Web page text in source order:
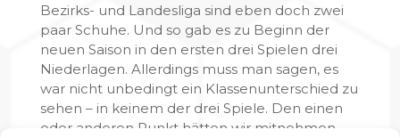
Bezirks- und Landesliga sind eben doch zwei
paar Schuhe. Und so gab es zu Beginn der
neuen Saison in den ersten drei Spielen drei
Niederlagen. Allerdings muss man sagen, es
war nicht unbedingt ein Klassenunterschied zu
sehen – in keinem der drei Spiele. Den einen
oder anderen Punkt hätten wir mitnehmen